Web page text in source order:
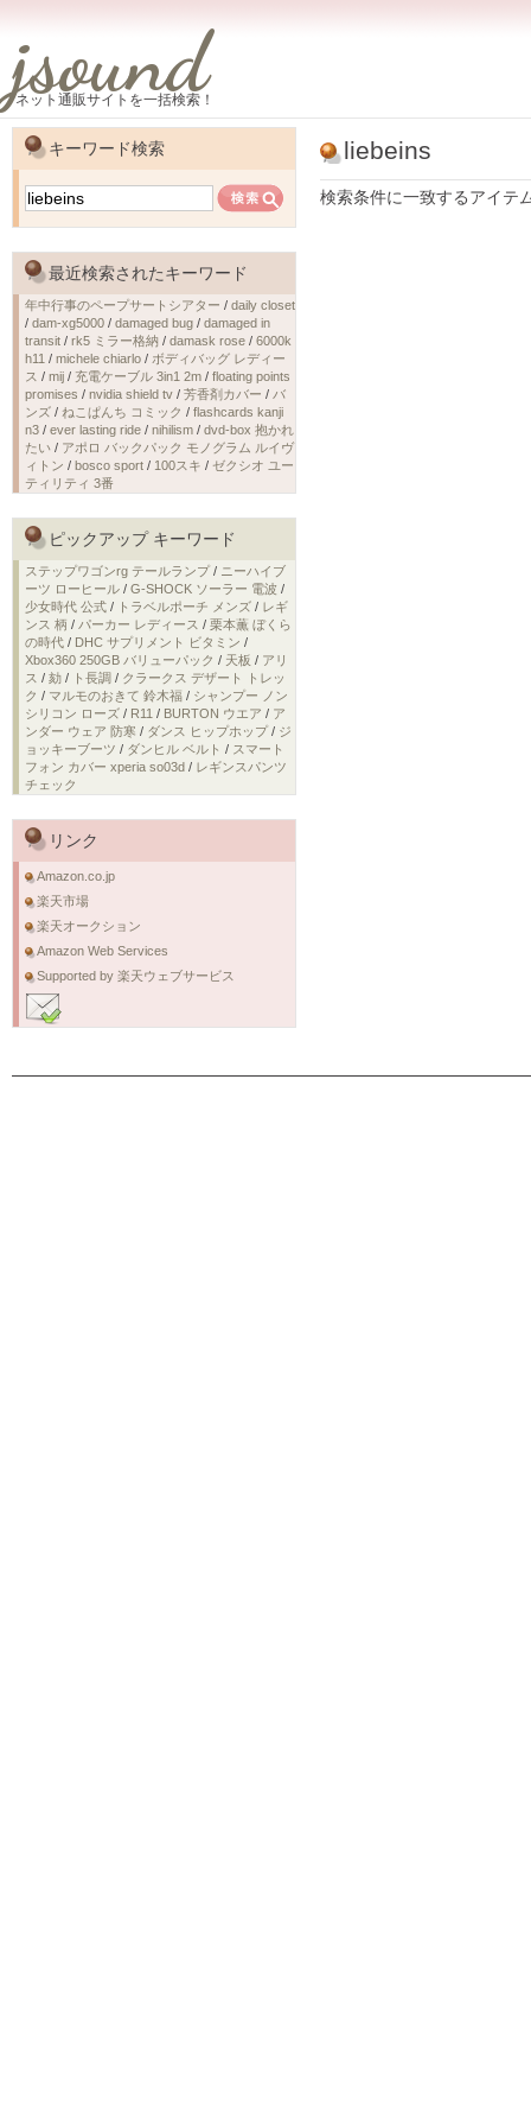
jsound
ネット通販サイトを一括検索！
liebeins
検索条件に一致するアイテ
キーワード検索
最近検索されたキーワード
年中行事のペープサートシアター / daily closet
/ dam-xg5000 / damaged bug / damaged in
transit / rk5 ミラー格納 / damask rose / 6000k
h11 / michele chiarlo / ボディバッグ レディー
ス / mij / 充電ケーブル 3in1 2m / floating points
promises / nvidia shield tv / 芳香剤カバー / バ
ンズ / ねこぱんち コミック / flashcards kanji
n3 / ever lasting ride / nihilism / dvd-box 抱かれ
たい / アポロ バックパック モノグラム ルイヴ
ィトン / bosco sport / 100スキ / ゼクシオ ユー
ティリティ 3番
ピックアップ キーワード
ステップワゴンrg テールランプ/ ニーハイブ
ーツ ローヒール / G-SHOCK ソーラー 電波 /
少女時代 公式 / トラベルポーチ メンズ / レギ
ンス 柄 / パーカー レディース / 栗本薫 ぼくら
の時代 / DHC サプリメント ビタミン /
Xbox360 250GB バリューパック / 天板 / アリ
ス / 劾 / ト長調 / クラークス デザート トレッ
ク / マルモのおきて 鈴木福 / シャンプー ノン
シリコン ローズ / R11 / BURTON ウエア / ア
ンダー ウェア 防寒 / ダンス ヒップホップ/ ジ
ョッキーブーツ / ダンヒル ベルト / スマート
フォン カバー xperia so03d / レギンスパンツ
チェック
リンク
Amazon.co.jp
楽天市場
楽天オークション
Amazon Web Services
Supported by 楽天ウェブサービス